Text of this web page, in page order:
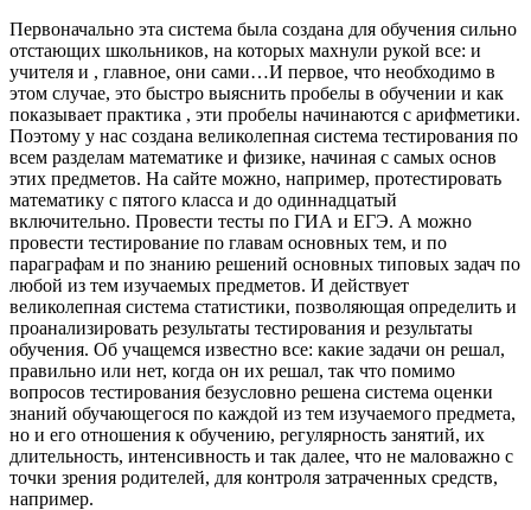
Первоначально эта система была создана для обучения сильно
отстающих школьников, на которых махнули рукой все: и
учителя и , главное, они сами…И первое, что необходимо в
этом случае, это быстро выяснить пробелы в обучении и как
показывает практика , эти пробелы начинаются с арифметики.
Поэтому у нас создана великолепная система тестирования по
всем разделам математике и физике, начиная с самых основ
этих предметов. На сайте можно, например, протестировать
математику с пятого класса и до одиннадцатый
включительно. Провести тесты по ГИА и ЕГЭ. А можно
провести тестирование по главам основных тем, и по
параграфам и по знанию решений основных типовых задач по
любой из тем изучаемых предметов. И действует
великолепная система статистики, позволяющая определить и
проанализировать результаты тестирования и результаты
обучения. Об учащемся известно все: какие задачи он решал,
правильно или нет, когда он их решал, так что помимо
вопросов тестирования безусловно решена система оценки
знаний обучающегося по каждой из тем изучаемого предмета,
но и его отношения к обучению, регулярность занятий, их
длительность, интенсивность и так далее, что не маловажно с
точки зрения родителей, для контроля затраченных средств,
например.